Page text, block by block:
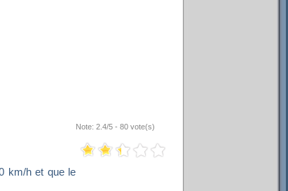
Note: 2.4/5 - 80 vote(s)
km/h et que le